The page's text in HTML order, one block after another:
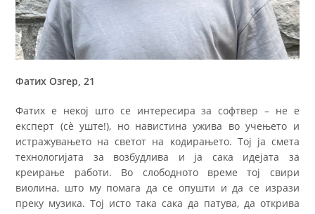
Фатих Озгер, 21
Фатих е некој што се интересира за софтвер – не е
експерт (сè уште!), но навистина ужива во учењето и
истражувањето на светот на кодирањето. Тој ја смета
технологијата за возбудлива и ја сака идејата за
креирање работи. Во слободното време тој свири
виолина, што му помага да се опушти и да се изрази
преку музика. Тој исто така сака да патува, да открива